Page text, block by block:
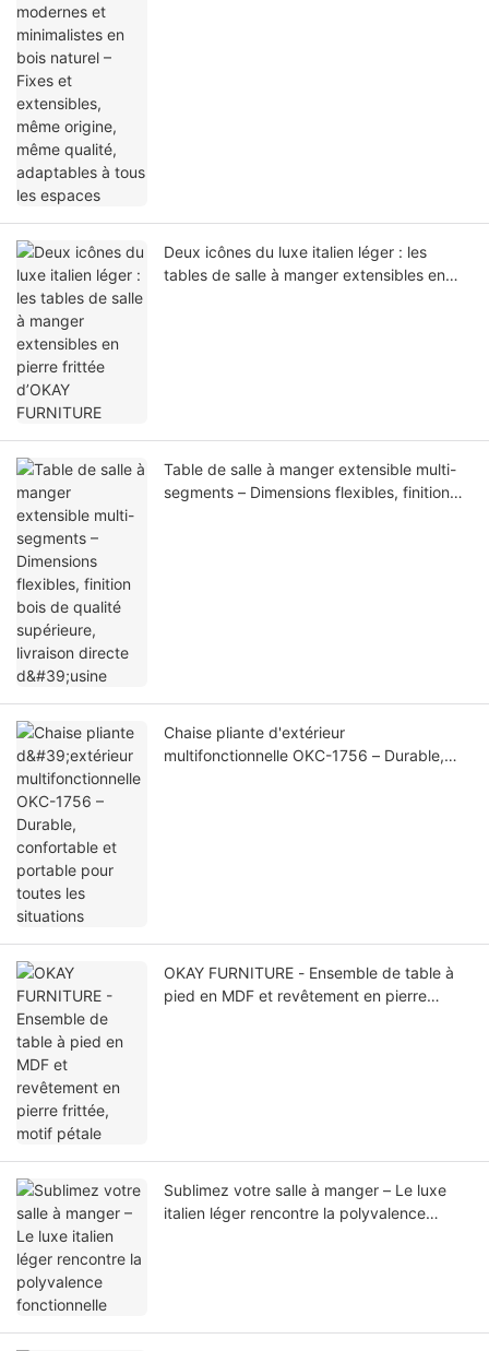
Deux icônes du luxe italien léger : les
tables de salle à manger extensibles en
Table de salle à manger extensible multi-
segments – Dimensions flexibles, finition
Chaise pliante d'extérieur
multifonctionnelle OKC-1756 – Durable,
OKAY FURNITURE - Ensemble de table à
pied en MDF et revêtement en pierre
Sublimez votre salle à manger – Le luxe
italien léger rencontre la polyvalence